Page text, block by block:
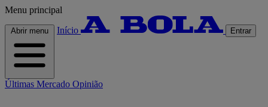
Menu principal
Abrir menu Início Entrar
Últimas Mercado Opinião